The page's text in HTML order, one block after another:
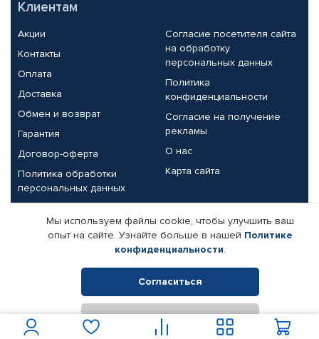
Клиентам
Акции
Контакты
Оплата
Доставка
Обмен и возврат
Гарантия
Договор-оферта
Политика обработки
персональных данных
Согласие посетителя сайта
на обработку
персональных данных
Политика
конфиденциальности
Согласие на получение
рекламы
О нас
Карта сайта
Партнерам
Корпоративным клиентам
Поставщикам
Реквизиты компании
© КАМАЗ ЦЕНТР ДОНЕЦК, 2015-2026. Все права защищены.
Интернет-магазин автомобильных товаров Автопрофи.
Мы используем файлы cookie, чтобы улучшить ваш
опыт на сайте. Узнайте больше в нашей Политике
конфиденциальности.
Согласиться
Отклонить